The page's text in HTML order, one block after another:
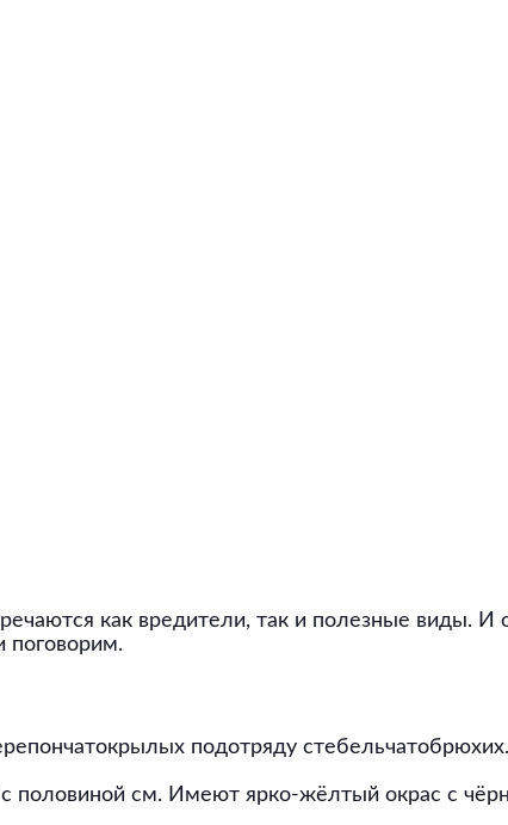
как вредители, так и полезные виды.
поговорим.
подотряду
половиной см. Имеют ярко-жёлтый окрас с